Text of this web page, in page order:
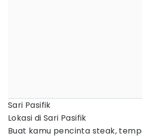
Sari Pasifik
Lokasi di Sari Pasifik
Buat kamu pencinta steak,